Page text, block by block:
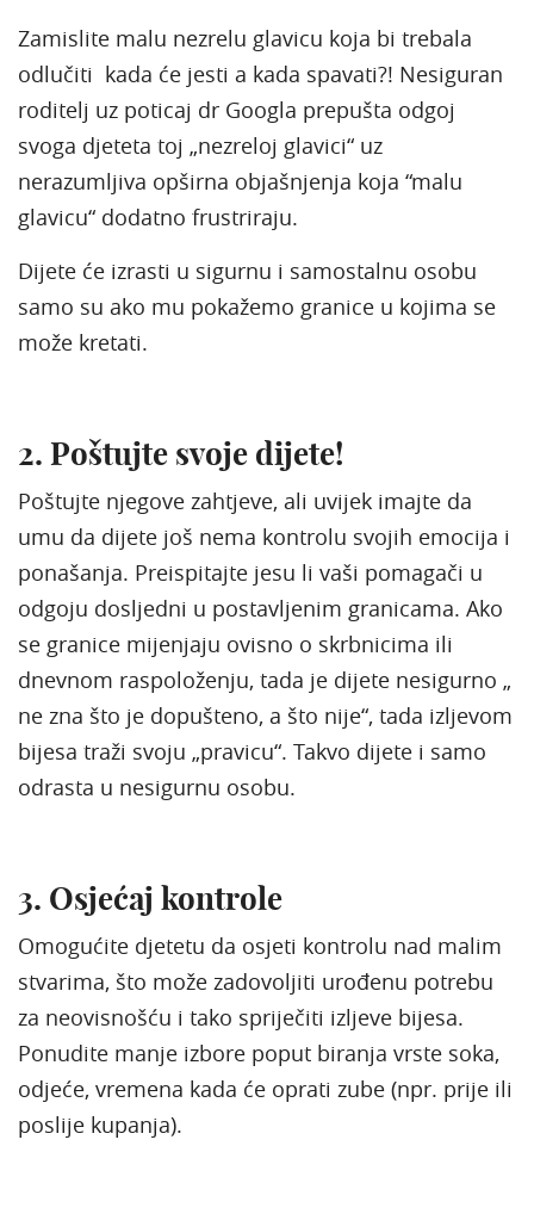
Zamislite malu nezrelu glavicu koja bi trebala
odlučiti kada će jesti a kada spavati?! Nesiguran
roditelj uz poticaj dr Googla prepušta odgoj
svoga djeteta toj „nezreloj glavici“ uz
nerazumljiva opširna objašnjenja koja “malu
glavicu“ dodatno frustriraju.
Dijete će izrasti u sigurnu i samostalnu osobu
samo su ako mu pokažemo granice u kojima se
može kretati.
2. Poštujte svoje dijete!
Poštujte njegove zahtjeve, ali uvijek imajte da
umu da dijete još nema kontrolu svojih emocija i
ponašanja. Preispitajte jesu li vaši pomagači u
odgoju dosljedni u postavljenim granicama. Ako
se granice mijenjaju ovisno o skrbnicima ili
dnevnom raspoloženju, tada je dijete nesigurno „
ne zna što je dopušteno, a što nije“, tada izljevom
bijesa traži svoju „pravicu“. Takvo dijete i samo
odrasta u nesigurnu osobu.
3. Osjećaj kontrole
Omogućite djetetu da osjeti kontrolu nad malim
stvarima, što može zadovoljiti urođenu potrebu
za neovisnošću i tako spriječiti izljeve bijesa.
Ponudite manje izbore poput biranja vrste soka,
odjeće, vremena kada će oprati zube (npr. prije ili
poslije kupanja).